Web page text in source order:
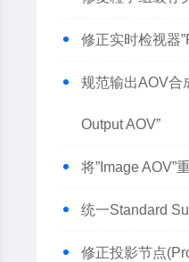
修正实时检视器
规范输出AOV合
Output AOV”
将”Image AOV”
统一Standard
修正投影节点